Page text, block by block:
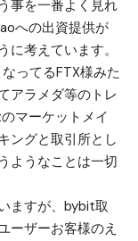
事を一番よく見れ
への出資提供が
考えています。
ってるFTX様みた
アラメダ等のトレ
マーケットメイ
ングと取引所とし
ようなことは一切
ますが、bybit取
ーザーお客様のえ